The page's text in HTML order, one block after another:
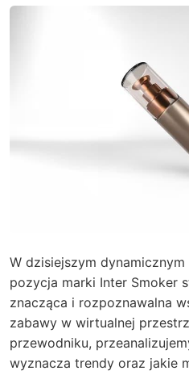
W dzisiejszym
pozycja marki Inter Smoker
znacząca i rozpoznawalna
zabawy w wirtualnej
przewodniku,
wyznacza trendy oraz jakie